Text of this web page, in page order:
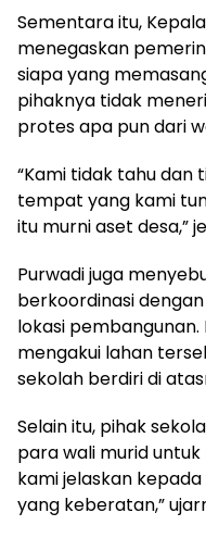
Sementara itu,
menegaskan
siapa yang
pihaknya tidak
protes apa pun dari
“Kami tidak tahu dan
tempat yang kami
itu murni aset desa,”
Purwadi juga
berkoordinasi
lokasi pembangunan.
mengakui lahan
sekolah berdiri di
Selain itu, pihak
para wali murid untuk
kami jelaskan
yang keberatan,”